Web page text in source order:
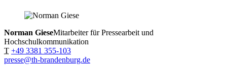
Norman GieseMitarbeiter für Pressearbeit und
Hochschulkommunikation
T +49 3381 355-103
presse@th-brandenburg.de